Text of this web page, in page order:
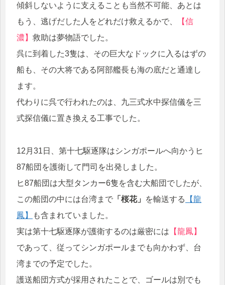
傾斜しないように支えることも当然不可能、あとは
もう、逃げだした人をどれだけ救えるかで、
【信
濃】 救助は夢物語でした。
呉に到着した3隻は、その巨大なドックに入るはずの
船も、その大将である阿部艦長も海の底だと通達し
ます。
代わりに呉で行われたのは、九三式水中探信儀を三
式探信儀に置き換える工事でした。
12月31日、第十七駆逐隊はシンガポールへ向かうヒ
87船団を護衛して門司を出発しました。
ヒ87船団は大型タンカー6隻を含む大船団でしたが、
この船団の中には台湾まで 「桜花」 を輸送する
【龍
鳳】
も含まれていました。
実は第十七駆逐隊が護衛するのは厳密には 【龍鳳】
であって、従ってシンガポールまでも向かわず、台
湾までの予定でした。
護送船団方式が採用されたことで、ゴールは別でも